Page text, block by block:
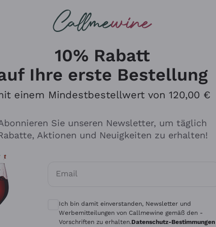
Tenuta San Leonardo
Alessandra Divella
Für
10% Rabatt
Ihre erste Bestellung
einem Mindestbestellwert von 120,00 €
Sie unseren Newsletter, um täglich
Aktionen und Neuigkeiten zu erhalten!
Email
Optionale Einwilligungen zum Erhalt von
Ich bin damit einverstanden, Newsletter und
Werbemitteilungen von Callmewine gemäß den -
Vorschriften zu erhalten.Datenschutz-Bestimmungen